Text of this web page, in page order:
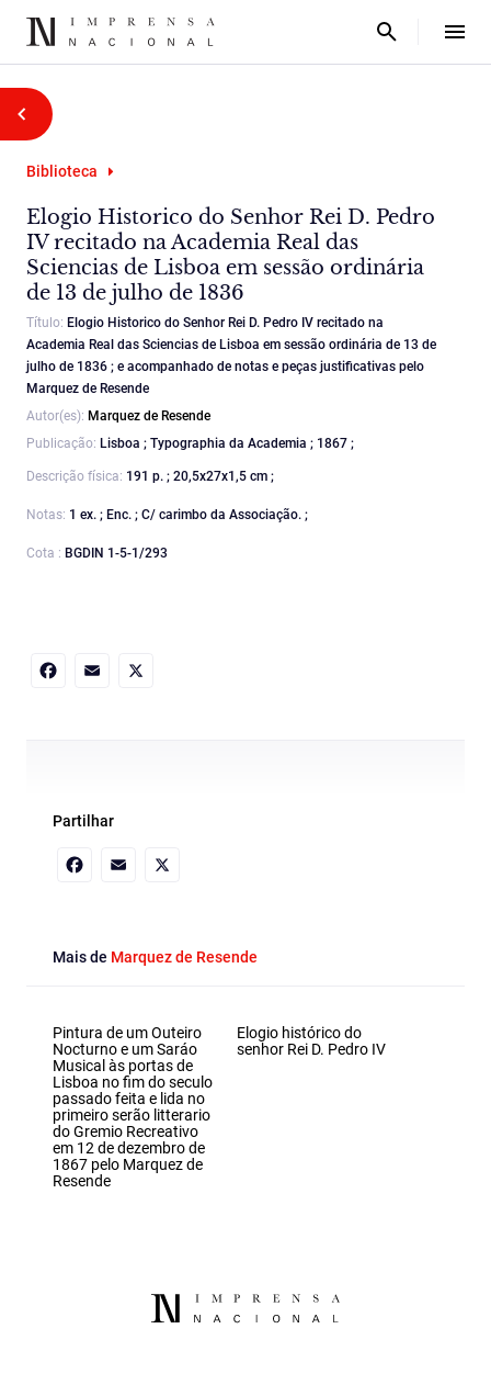
Biblioteca
Elogio Historico do Senhor Rei D. Pedro
IV recitado na Academia Real das
Sciencias de Lisboa em sessão ordinária
de 13 de julho de 1836
Título: Elogio Historico do Senhor Rei D. Pedro IV recitado na
Academia Real das Sciencias de Lisboa em sessão ordinária de 13 de
julho de 1836 ; e acompanhado de notas e peças justificativas pelo
Marquez de Resende
Autor(es): Marquez de Resende
Publicação: Lisboa ; Typographia da Academia ; 1867 ;
Descrição física: 191 p. ; 20,5x27x1,5 cm ;
Notas: 1 ex. ; Enc. ; C/ carimbo da Associação. ;
Cota : BGDIN 1-5-1/293
Partilhar
Mais de Marquez de Resende
Pintura de um Outeiro
Nocturno e um Saráo
Musical às portas de
Lisboa no fim do seculo
passado feita e lida no
primeiro serão litterario
do Gremio Recreativo
em 12 de dezembro de
1867 pelo Marquez de
Resende
Elogio histórico do
senhor Rei D. Pedro IV